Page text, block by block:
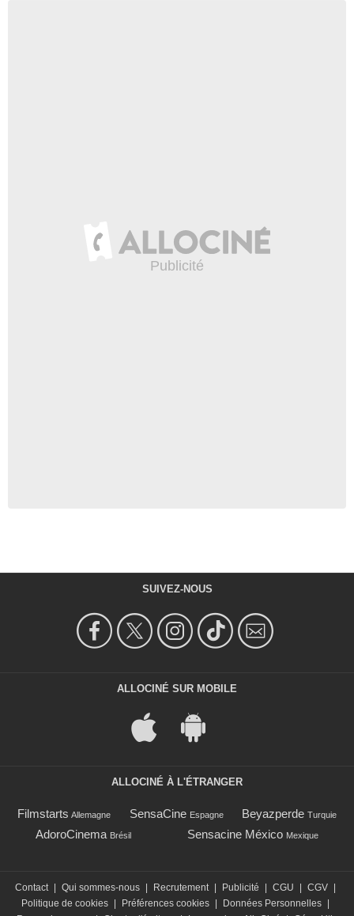
SUIVEZ-NOUS
ALLOCINÉ SUR MOBILE
ALLOCINÉ À L'ÉTRANGER
Filmstarts Allemagne SensaCine Espagne Beyazperde Turquie
AdoroCinema Brésil Sensacine México Mexique
Contact Qui sommes-nous Recrutement Publicité CGU CGV
Politique de cookies
Préférences cookies Données Personnelles